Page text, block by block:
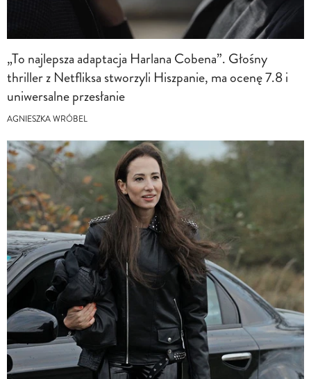
„To najlepsza adaptacja Harlana Cobena”. Głośny
thriller z Netfliksa stworzyli Hiszpanie, ma ocenę 7.8 i
uniwersalne przesłanie
AGNIESZKA WRÓBEL